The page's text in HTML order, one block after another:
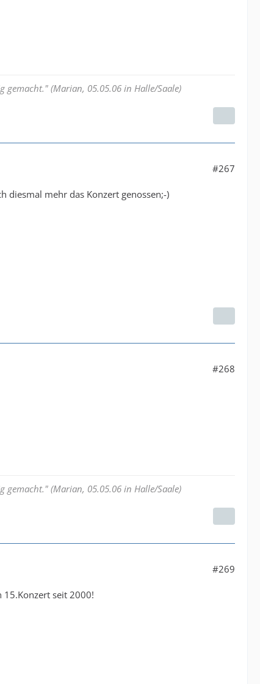
(Marian, 05.05.06 in Halle/Saale)
#267
diesmal mehr das Konzert genossen;-)
#268
(Marian, 05.05.06 in Halle/Saale)
#269
15.Konzert seit 2000!